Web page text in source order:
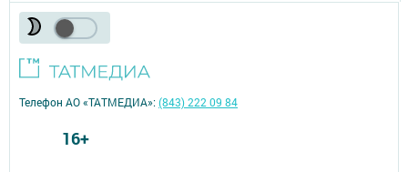
Телефон АО «ТАТМЕДИА»:(843) 222 09 84
16+